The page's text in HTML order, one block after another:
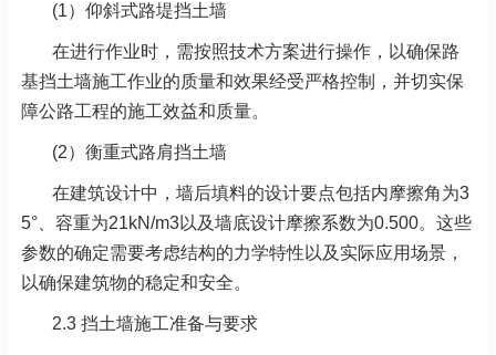
(1）仰斜式路堤挡土墙
在进行作业时，需按照技术方案进行操作，以确保路
基挡土墙施工作业的质量和效果经受严格控制，并切实保
障公路工程的施工效益和质量。
(2）衡重式路肩挡土墙
在建筑设计中，墙后填料的设计要点包括内摩擦角为3
5°、容重为21kN/m3以及墙底设计摩擦系数为0.500。这些
参数的确定需要考虑结构的力学特性以及实际应用场景，
以确保建筑物的稳定和安全。
2.3 挡土墙施工准备与要求